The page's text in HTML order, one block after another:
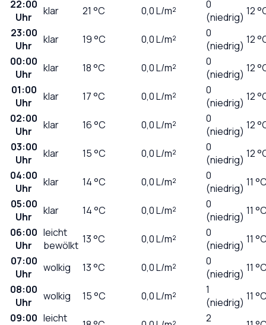
22:00
Uhr
klar 21 °C 0,0L/m²
0
(niedrig) 12
23:00
Uhr
klar 19°C 0,0L/m²
0
(niedrig) 12
00:00
Uhr
klar 18°C 0,0L/m²
0
(niedrig) 12
01:00
Uhr
klar 17°C 0,0L/m²
0
(niedrig) 12
02:00
Uhr
klar 16°C 0,0L/m²
0
(niedrig) 12
03:00
Uhr
klar 15°C 0,0L/m²
0
(niedrig) 12
04:00
Uhr
klar 14°C 0,0L/m²
0
(niedrig) 11
05:00
Uhr
klar 14°C 0,0L/m²
0
(niedrig) 11
06:00
Uhr
leicht
bewölkt 13°C 0,0L/m²
0
(niedrig) 11
07:00
Uhr
wolkig 13°C 0,0L/m²
0
(niedrig) 11
08:00
Uhr
wolkig 15°C 0,0L/m²
1
(niedrig) 11
09:00 leicht
2